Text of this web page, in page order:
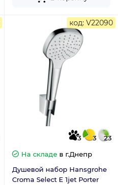
код: V22090
3 3
23
На складе в г.Днепр
Душевой набор Hansgrohe
Croma Select E 1jet Porter